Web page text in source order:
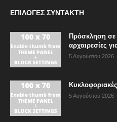
ΕΠΙΛΟΓΈΣ ΣΥΝΤΆΚΤΗ
Πρόσκληση σε
αρχαιρεσίες
5 Αυγούστου 2026
5 Αυγούστου 2026